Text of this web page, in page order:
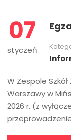
07
styczeń
W Zespole
Warszawy w
2026 r. (z